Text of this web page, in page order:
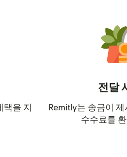
택을 지
전달
Remitly는 송금이
수수료를